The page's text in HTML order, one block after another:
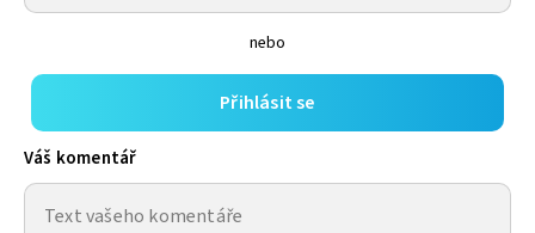
nebo
Přihlásit se
Váš komentář